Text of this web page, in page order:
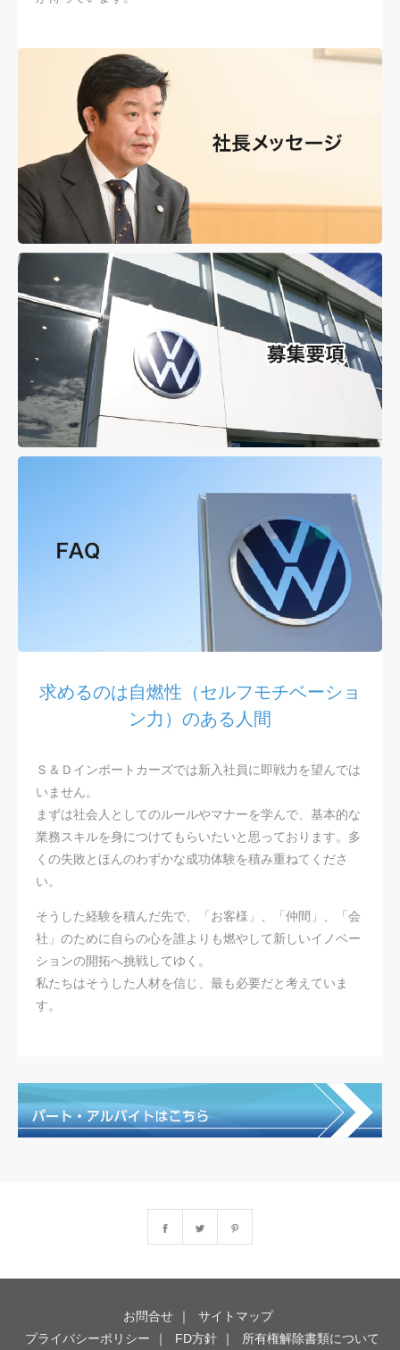
求めるのは自燃性（セルフモチベーショ
ン力）のある人間
Ｓ＆Ｄインポートカーズでは新入社員に即戦力を望んでは
いません。
まずは社会人としてのルールやマナーを学んで、基本的な
業務スキルを身につけてもらいたいと思っております。多
くの失敗とほんのわずかな成功体験を積み重ねてくださ
い。
そうした経験を積んだ先で、「お客様」、「仲間」、「会
社」のために自らの心を誰よりも燃やして新しいイノベー
ションの開拓へ挑戦してゆく。
私たちはそうした人材を信じ、最も必要だと考えていま
す。
お問合せ
サイトマップ
プライバシーポリシー
FD方針 所有権解除書類について